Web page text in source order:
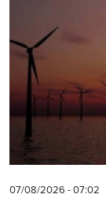
07/08/2026 - 07:02